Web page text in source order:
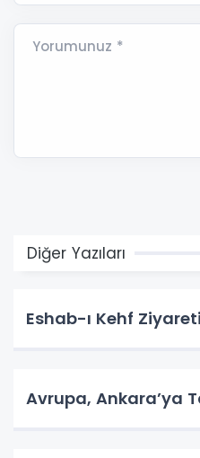
Yorumunuz *
Diğer Yazıları
Eshab-ı Kehf
Avrupa, Ankara’ya